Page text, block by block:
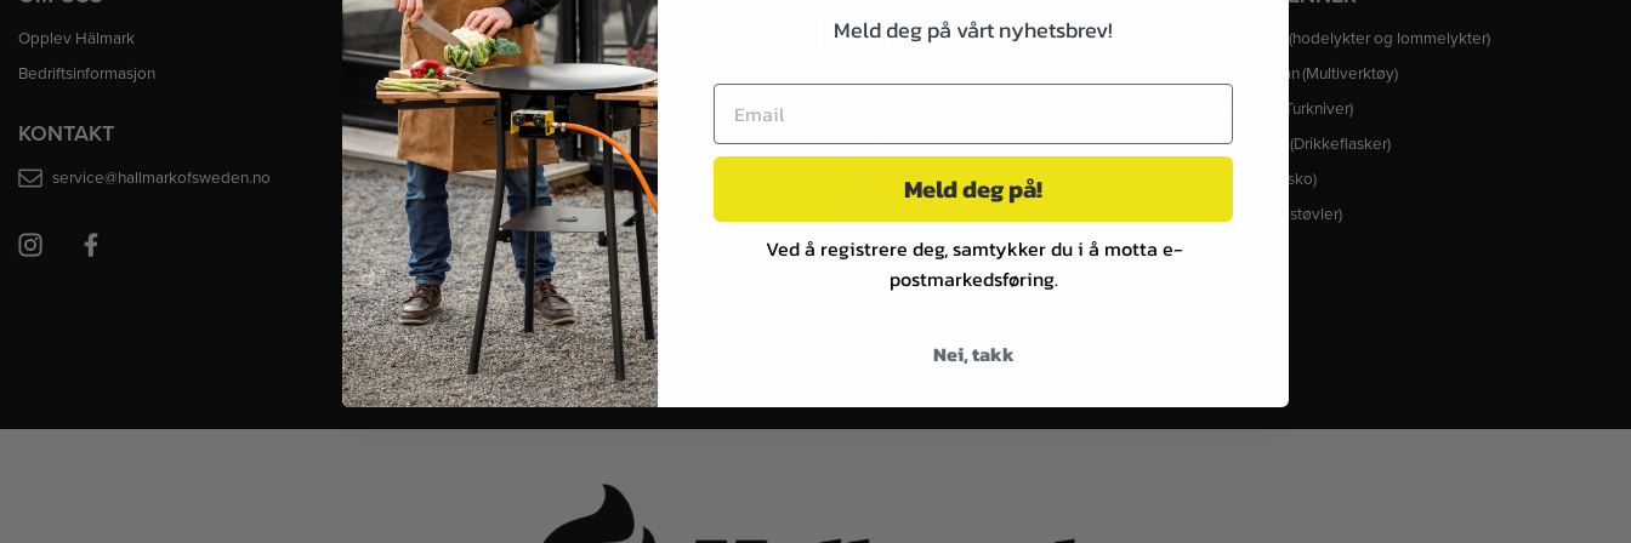
Opplev Hälmark
Bedriftsinformasjon
KONTAKT
service@hallmarkofsweden.no
Ofte stilte spørsmål
Kjøpsvilkår
Retur av ordre
Betalinger
Frakt og levering
Reklamasjon
Personvern
Ledlenser (hodelykter og lommelykter)
Leatherman (Multiverktøy)
Brusletto (Turkniver)
Camelbak (Drikkeflasker)
Alpina (Skisko)
Crispi (Fjellstøvler)
Meld deg på vårt nyhetsbrev!
Meld deg på!
Ved å registrere deg, samtykker du i å motta e-
postmarkedsføring.
Nei, takk